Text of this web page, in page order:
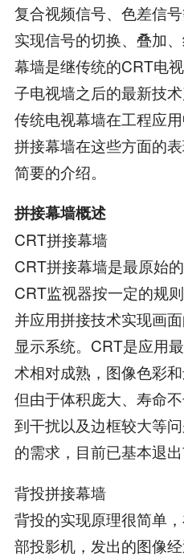
复合视频信号、色差信
实现信号的切换、叠加
幕墙是继传统的CRT电
子电视墙之后的最新技
传统电视幕墙在工程应
拼接幕墙在这些方面的
简要的介绍。
拼接幕墙概述
CRT拼接幕墙
CRT拼接幕墙是最原始
CRT监视器按一定的规
并应用拼接技术实现画
显示系统。CRT是应用
术相对成熟，图像色彩
但由于体积庞大、寿命
到干扰以及边框较大等
的需求，目前已基本退出
背投拼接幕墙
背投的实现原理很简单
部投影机，发出的图像